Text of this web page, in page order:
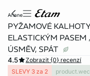
ariane
PYŽAMOVÉ
ELASTICKÝM PASEM
ÚSMĚV, SPÁT
4.5
Zobrazit {0} recenzí
SLEVY 3 za 2